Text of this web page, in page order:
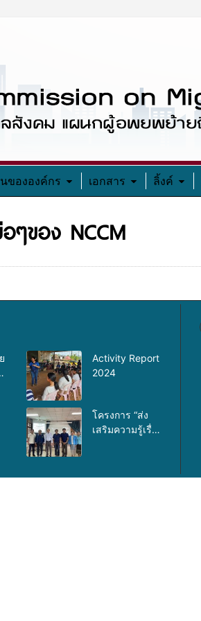
ขององค์กร เอกสาร ลิ้งค์
ๆของ NCCM
Activity Report
2024
โครงการ “ส่ง
เสริมความรู้เรื่อง